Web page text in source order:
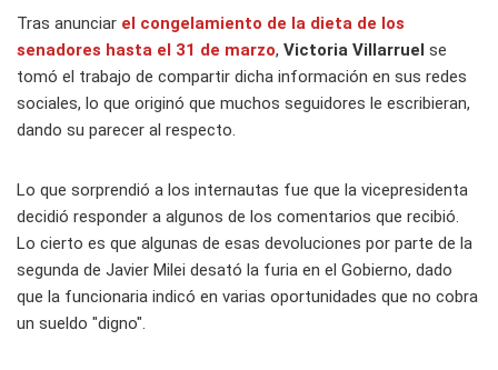
Tras anunciar el congelamiento de la dieta de los
senadores hasta el 31 de marzo, Victoria Villarruel se
tomó el trabajo de compartir dicha información en sus redes
sociales, lo que originó que muchos seguidores le escribieran,
dando su parecer al respecto.
Lo que sorprendió a los internautas fue que la vicepresidenta
decidió responder a algunos de los comentarios que recibió.
Lo cierto es que algunas de esas devoluciones por parte de la
segunda de Javier Milei desató la furia en el Gobierno, dado
que la funcionaria indicó en varias oportunidades que no cobra
un sueldo "digno".